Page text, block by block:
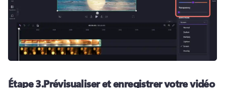
Étape 3.Prévisualiser et enregistrer votre vidéo